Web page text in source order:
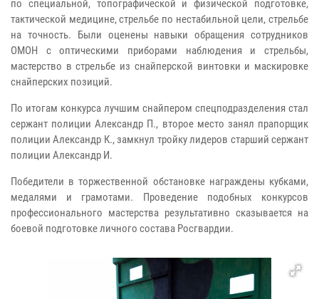
по специальной, топографической и физической подготовке,
тактической медицине, стрельбе по нестабильной цели, стрельбе
на точность. Были оценены навыки обращения сотрудников
ОМОН с оптическими приборами наблюдения и стрельбы,
мастерство в стрельбе из снайперской винтовки и маскировке
снайперских позиций.
По итогам конкурса лучшим снайпером спецподразделения стал
сержант полиции Александр П., второе место занял прапорщик
полиции Александр К., замкнул тройку лидеров старший сержант
полиции Александр И.
Победители в торжественной обстановке награждены кубками,
медалями и грамотами. Проведение подобных конкурсов
профессионального мастерства результативно сказывается на
боевой подготовке личного состава Росгвардии.